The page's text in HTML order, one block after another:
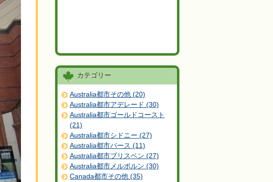
カテゴリー
Australia都市その他 (20)
Australia都市アデレード (30)
Australia都市ゴールドコースト
(21)
Australia都市シドニー (27)
Australia都市パース (11)
Australia都市ブリスベン (27)
Australia都市メルボルン (30)
Canada都市その他 (35)